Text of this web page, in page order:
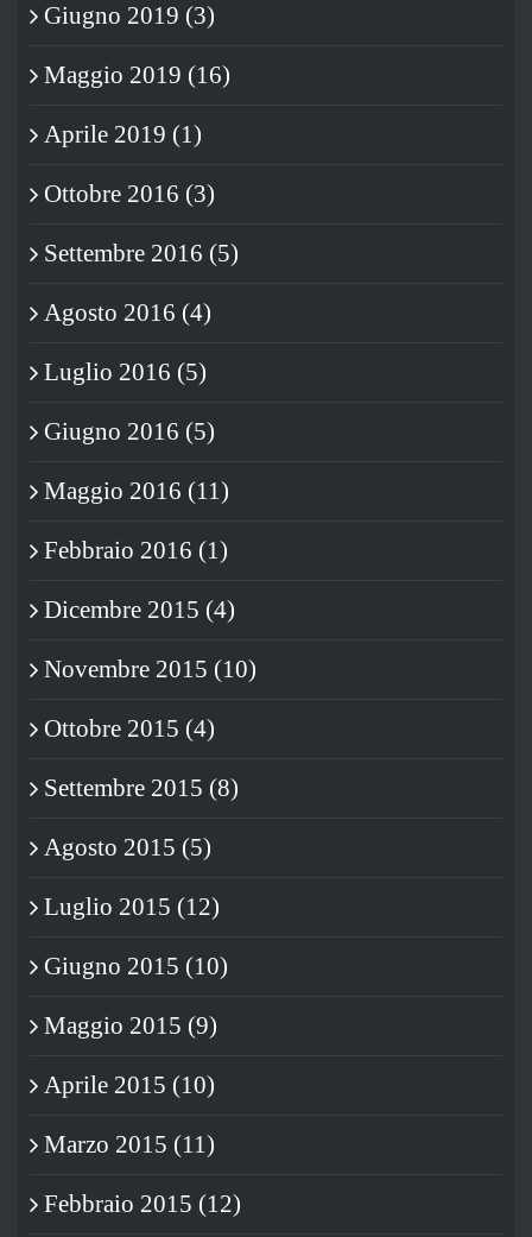
Giugno 2019 (3)
Maggio 2019 (16)
Aprile 2019 (1)
Ottobre 2016 (3)
Settembre 2016 (5)
Agosto 2016 (4)
Luglio 2016 (5)
Giugno 2016 (5)
Maggio 2016 (11)
Febbraio 2016 (1)
Dicembre 2015 (4)
Novembre 2015 (10)
Ottobre 2015 (4)
Settembre 2015 (8)
Agosto 2015 (5)
Luglio 2015 (12)
Giugno 2015 (10)
Maggio 2015 (9)
Aprile 2015 (10)
Marzo 2015 (11)
Febbraio 2015 (12)